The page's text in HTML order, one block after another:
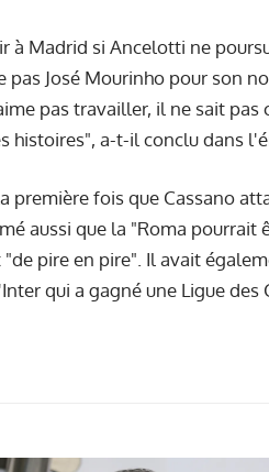
à Madrid si Ancelotti ne
pas José Mourinho pour son
pas travailler, il ne sait pas
histoires", a-t-il conclu dans
première fois que Cassano
aussi que la "Roma pourrait
pire en pire". Il avait
qui a gagné une Ligue